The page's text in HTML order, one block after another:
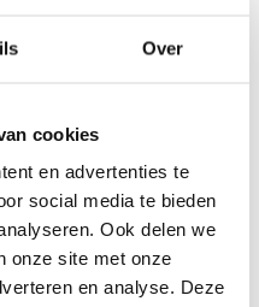
Over
cookies
en advertenties te
social media te bieden
Ook delen we
onze site met onze
en analyse. Deze
corrosiebestendig en
of behandelingen.
– Verkrijgbaar in
– Kies zelf de
bij jouw buitenruimte.